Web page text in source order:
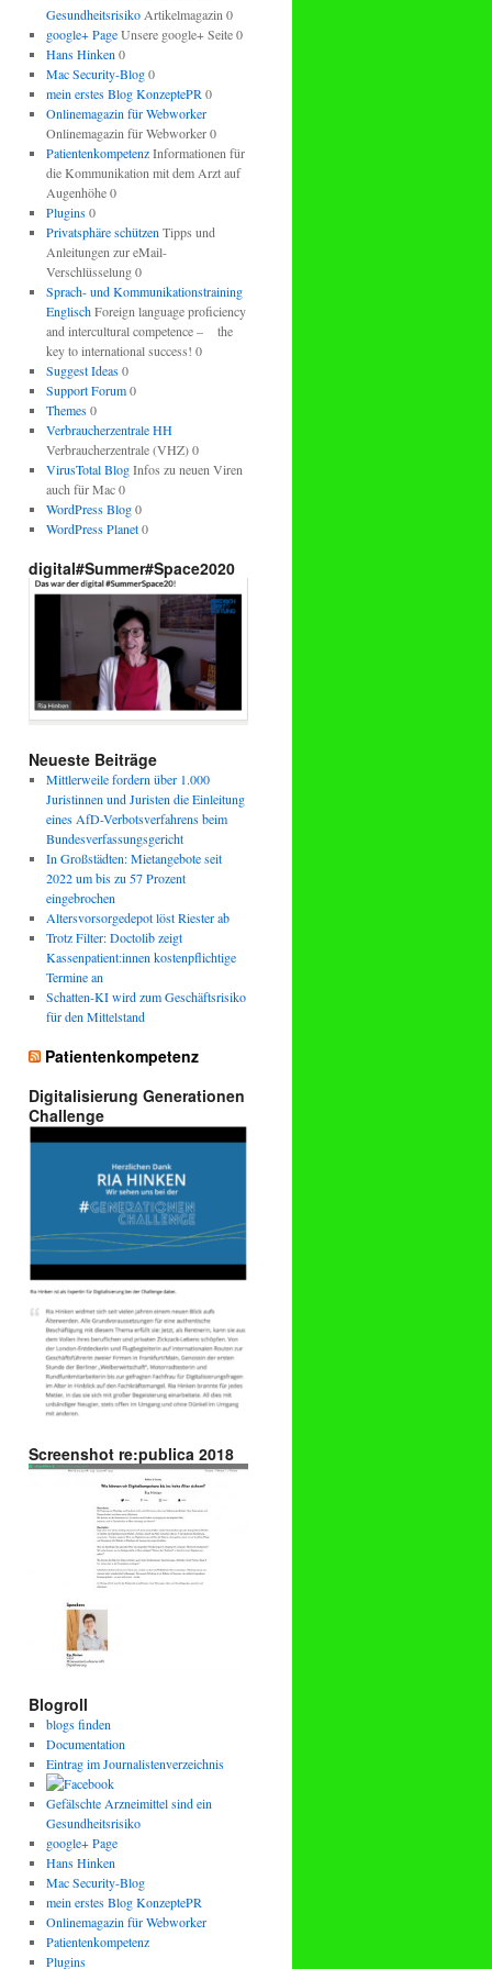
GesundheitsrisikoArtikelmagazin 0
google+ PageUnsere google+ Seite 0
Hans Hinken 0
Mac Security-Blog0
mein erstes Blog KonzeptePR 0
Onlinemagazin für Webworker
Onlinemagazin für Webworker 0
PatientenkompetenzInformationen für
die Kommunikation mit dem Arzt auf
Augenhöhe 0
Plugins0
Privatsphäre schützen Tipps und
Anleitungen zur eMail-
Verschlüsselung 0
Sprach- und Kommunikationstraining
EnglischForeign language proficiency
and intercultural competence – the
key to international success! 0
Suggest Ideas0
Support Forum0
Themes0
Verbraucherzentrale HH
Verbraucherzentrale (VHZ) 0
VirusTotal BlogInfos zu neuen Viren
auch für Mac 0
WordPress Blog0
WordPress Planet0
digital#Summer#Space2020
Neueste Beiträge
Mittlerweile fordern über 1.000
Juristinnen und Juristen die Einleitung
eines AfD-Verbotsverfahrens beim
Bundesverfassungsgericht
In Großstädten: Mietangebote seit
2022 um bis zu 57 Prozent
eingebrochen
Altersvorsorgedepot löst Riester ab
Trotz Filter: Doctolib zeigt
Kassenpatient:innen kostenpflichtige
Termine an
Schatten-KI wird zum Geschäftsrisiko
für den Mittelstand
Patientenkompetenz
Digitalisierung Generationen
Challenge
Screenshot re:publica 2018
Blogroll
blogs finden
Documentation
Eintrag im Journalistenverzeichnis
Gefälschte Arzneimittel sind ein
Gesundheitsrisiko
google+ Page
Hans Hinken
Mac Security-Blog
mein erstes Blog KonzeptePR
Onlinemagazin für Webworker
Patientenkompetenz
Plugins